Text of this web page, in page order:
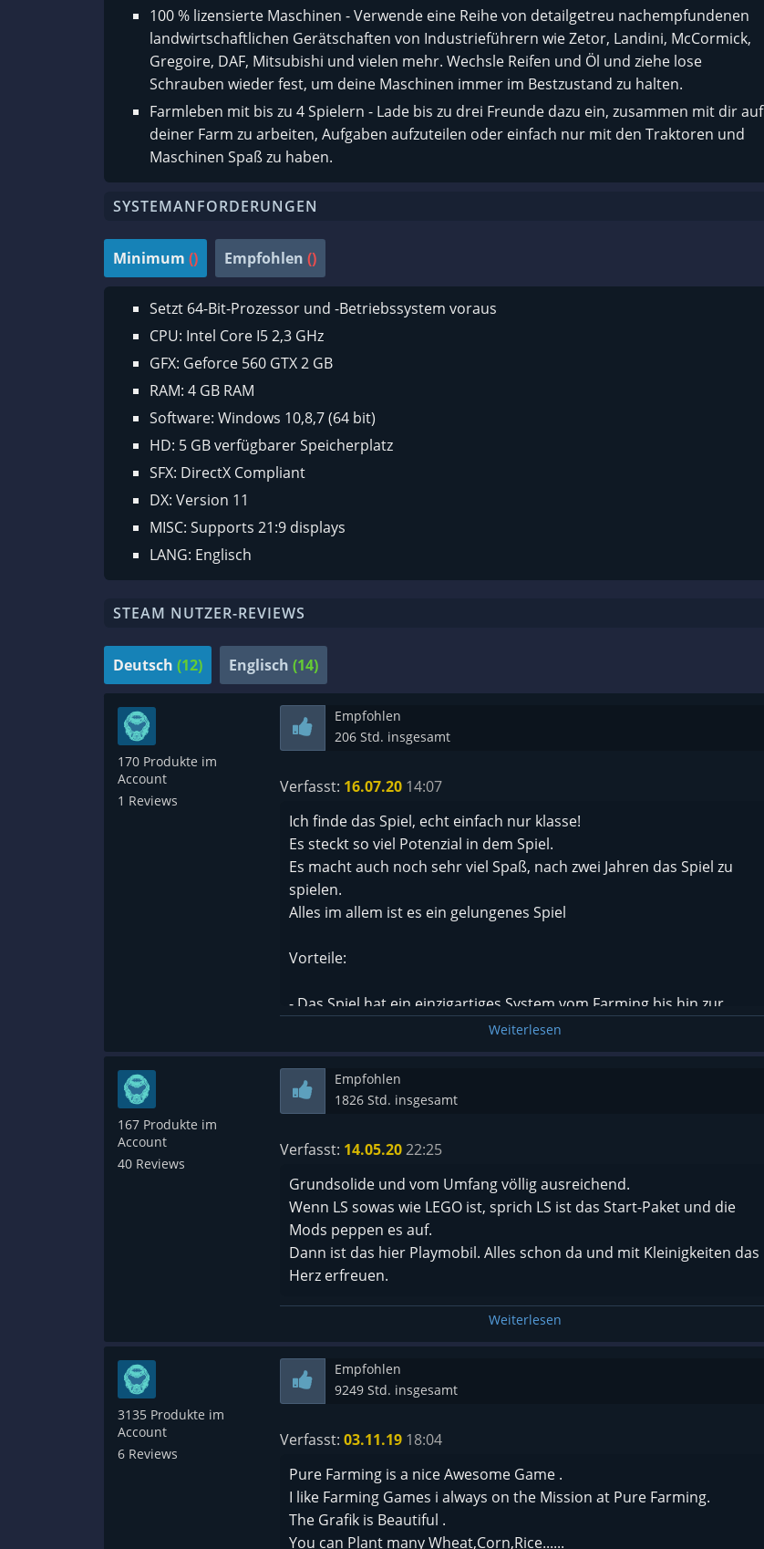
100 % lizensierte Maschinen - Verwende eine Reihe von detailgetreu nachempfundenen
landwirtschaftlichen Gerätschaften von Industrieführern wie Zetor, Landini, McCormick,
Gregoire, DAF, Mitsubishi und vielen mehr. Wechsle Reifen und Öl und ziehe lose
Schrauben wieder fest, um deine Maschinen immer im Bestzustand zu halten.
Farmleben mit bis zu 4 Spielern - Lade bis zu drei Freunde dazu ein, zusammen mit dir auf
deiner Farm zu arbeiten, Aufgaben aufzuteilen oder einfach nur mit den Traktoren und
Maschinen Spaß zu haben.
SYSTEMANFORDERUNGEN
Minimum () Empfohlen ()
Setzt 64-Bit-Prozessor und -Betriebssystem voraus
CPU: Intel Core I5 2,3 GHz
GFX: Geforce 560 GTX 2 GB
RAM: 4 GB RAM
Software: Windows 10,8,7 (64 bit)
HD: 5 GB verfügbarer Speicherplatz
SFX: DirectX Compliant
DX: Version 11
MISC: Supports 21:9 displays
LANG: Englisch
STEAM NUTZER-REVIEWS
Deutsch (12) Englisch (14)
170 Produkte im
Account
1 Reviews
Empfohlen
206 Std. insgesamt
Verfasst: 16.07.2014:07
Ich finde das Spiel, echt einfach nur klasse!
Es steckt so viel Potenzial in dem Spiel.
Es macht auch noch sehr viel Spaß, nach zwei Jahren das Spiel zu
spielen.
Alles im allem ist es ein gelungenes Spiel
Vorteile:
- Das Spiel hat ein einzigartiges System vom Farming bis hin zur
- Es gibt 4 verschiedene Kontinenten in denen man seine Farm
aufbauen kann.
- Es gibt 50 Errungenschaften die man erreichen kann.
- Viele Aufgaben die erfüllt werden und gemacht werden können.
- Wenig Support noch
- Keine Jahreszeiten
- Manchmal hängen die Fahrzeuge irgendwo und es geht nicht mehr
weiter.
Weiterlesen
167 Produkte im
Account
40 Reviews
Empfohlen
1826 Std. insgesamt
Verfasst: 14.05.2022:25
Grundsolide und vom Umfang völlig ausreichend.
Wenn LS sowas wie LEGO ist, sprich LS ist das Start-Paket und die
Mods peppen es auf.
Dann ist das hier Playmobil. Alles schon da und mit Kleinigkeiten das
Herz erfreuen.
Weiterlesen
3135 Produkte im
Account
6 Reviews
Empfohlen
9249 Std. insgesamt
Verfasst: 03.11.1918:04
Pure Farming is a nice Awesome Game .
I like Farming Games i always on the Mission at Pure Farming.
The Grafik is Beautiful .
You can Plant many Wheat,Corn,Rice......